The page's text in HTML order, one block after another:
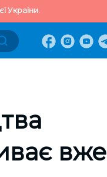
України.
вже